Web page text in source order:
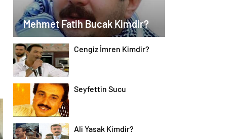
Mehmet Fatih Bucak Kimdir?
Cengiz İmren Kimdir?
Seyfettin Sucu
Ali Yasak Kimdir?